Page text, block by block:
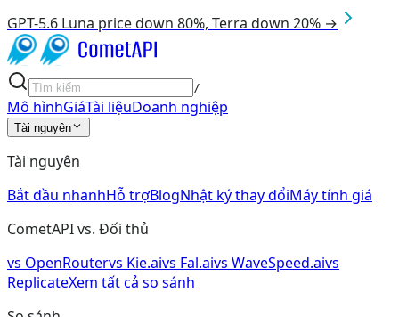
GPT-5.6 Luna price down 80%, Terra down 20% →
/
Mô hìnhGiáTài liệuDoanh nghiệp
Tài nguyên
Tài nguyên
Bắt đầu nhanhHỗ trợBlogNhật ký thay đổiMáy tính giá
CometAPI vs. Đối thủ
vs OpenRoutervs Kie.aivs Fal.aivs WaveSpeed.aivs
ReplicateXem tất cả so sánh